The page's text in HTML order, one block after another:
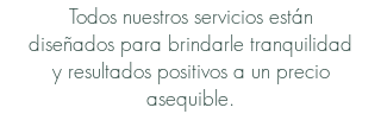
Todos nuestros servicios están
diseñados para brindarle tranquilidad
y resultados positivos a un precio
asequible.